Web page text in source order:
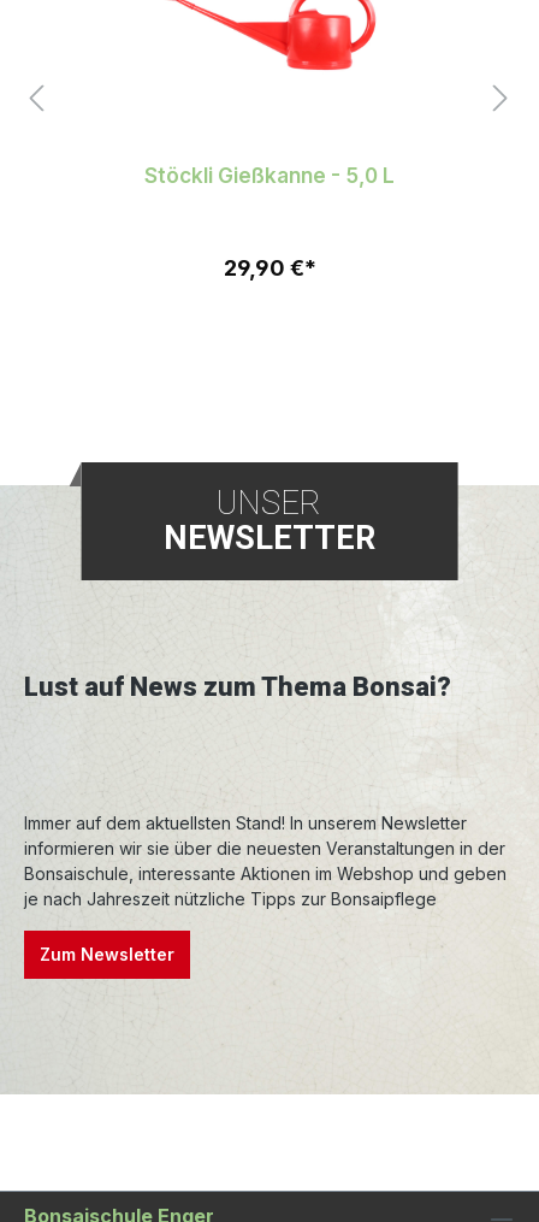
Stöckli Gießkanne - 5,0 L
29,90 €*
UNSER
NEWSLETTER
Lust auf News zum Thema Bonsai?
Immer auf dem aktuellsten Stand! In unserem Newsletter
informieren wir sie über die neuesten Veranstaltungen in der
Bonsaischule, interessante Aktionen im Webshop und geben
je nach Jahreszeit nützliche Tipps zur Bonsaipflege
Zum Newsletter
Bonsaischule Enger